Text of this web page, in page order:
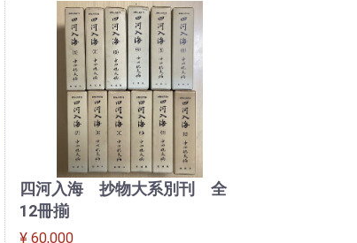
四河入海 抄物大系別刊 全
12冊揃
¥ 60,000